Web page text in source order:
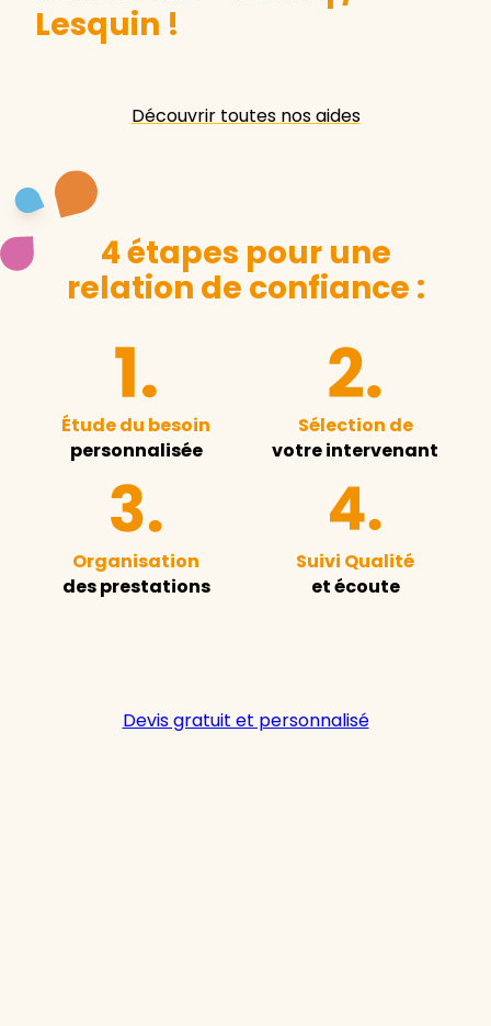
Lesquin !
Découvrir toutes nos aides
4 étapes pour une
relation de confiance :
Étude du besoin
personnalisée
Sélection de
votre intervenant
Organisation
des prestations
Suivi Qualité
et écoute
Devis gratuit et personnalisé